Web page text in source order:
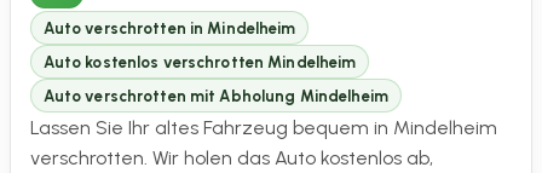
Auto verschrotten in Mindelheim
Auto kostenlos verschrotten Mindelheim
Auto verschrotten mit Abholung Mindelheim
Lassen Sie Ihr altes Fahrzeug bequem in Mindelheim
verschrotten. Wir holen das Auto kostenlos ab,